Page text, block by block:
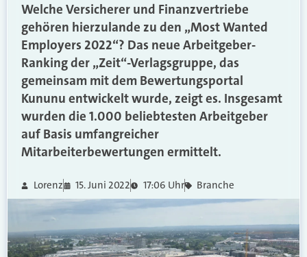
Welche Versicherer und Finanzvertriebe
gehören hierzulande zu den „Most Wanted
Employers 2022“? Das neue Arbeitgeber-
Ranking der „Zeit“-Verlagsgruppe, das
gemeinsam mit dem Bewertungsportal
Kununu entwickelt wurde, zeigt es. Insgesamt
wurden die 1.000 beliebtesten Arbeitgeber
auf Basis umfangreicher
Mitarbeiterbewertungen ermittelt.
Lorenz 15. Juni 2022 17:06 Uhr Branche